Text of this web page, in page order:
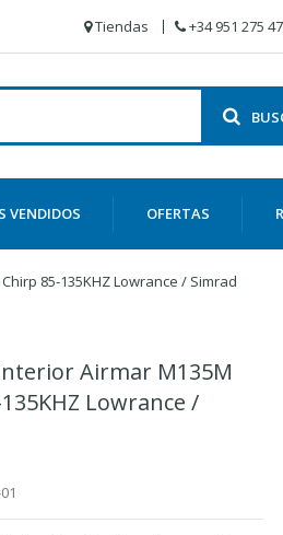
Tiendas +34 951 275
VENDIDOS OFERTAS
85-135KHZ Lowrance / Simrad
Airmar M135M
Lowrance /